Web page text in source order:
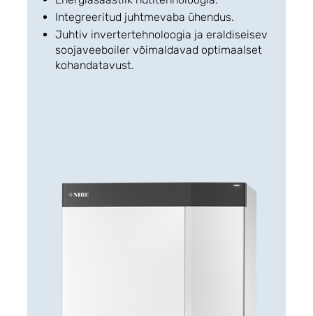
Integreeritud juhtmevaba ühendus.
Juhtiv invertertehnoloogia ja eraldiseisev
soojaveeboiler võimaldavad optimaalset
kohandatavust.